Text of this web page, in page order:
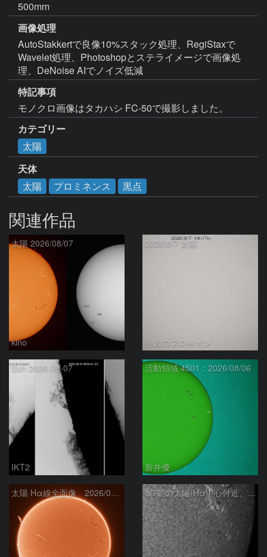
500mm
画像処理
AutoStakkertで良像10%スタック処理、RegiStaxで
Wavelet処理、Photoshopとステライメージで画像処
理、DeNoise AIでノイズ低減
特記事項
モノクロ画像はタカハシ FC-50で撮影しました。
カテゴリー
太陽
天体
太陽
プロミネンス 黒点
関連作品
太陽 2026/08/07
kino
2026/8/7 太陽
小犬のプロキオン
Sun 2026-08-07
IKT2
活動領域 4501：2026/08/06
新井優
太陽 Hα線全面像 2026/08/07 8/7朝の太陽(Hα中心付近、4498、4502付近)